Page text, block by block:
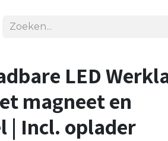
LED
magneet en
| Incl. oplader